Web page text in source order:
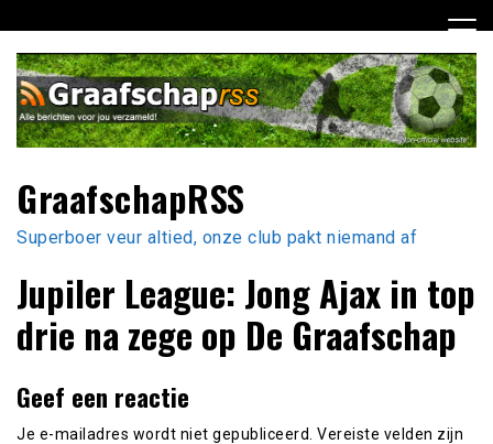
naar
inhoud
GraafschapRSS
Superboer veur altied, onze club pakt niemand af
Jupiler League: Jong Ajax in top
drie na zege op De Graafschap
Geef een reactie
Je e-mailadres wordt niet gepubliceerd. Vereiste velden zijn